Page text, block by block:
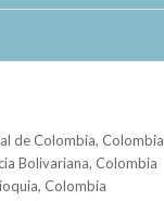
de Colombia, Colombia
Bolivariana, Colombia
Colombia